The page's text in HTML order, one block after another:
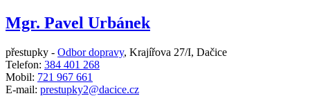
Mgr. Pavel Urbánek
přestupky - Odbor dopravy, Krajířova 27/I, Dačice
Telefon: 384 401 268
Mobil: 721 967 661
E-mail: prestupky2@dacice.cz